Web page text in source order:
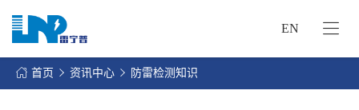
EN
首页 资讯中心 防雷检测知识
网